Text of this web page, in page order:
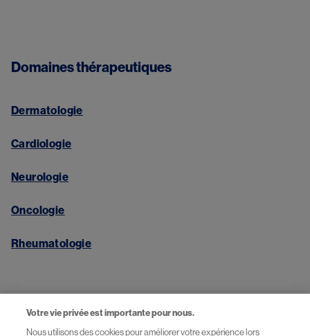
Domaines thérapeutiques
Dermatologie
Cardiologie
Neurologie
Oncologie
Rheumatologie
Votre vie privée est importante pour nous.
Nous utilisons des cookies pour améliorer votre expérience lors